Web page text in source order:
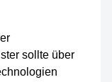
sollte über